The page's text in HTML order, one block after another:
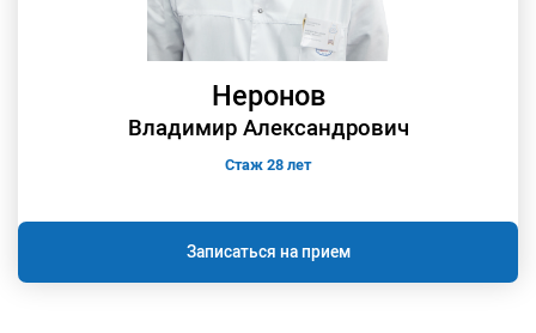
Неронов
Владимир Александрович
Стаж 28 лет
Записаться на прием